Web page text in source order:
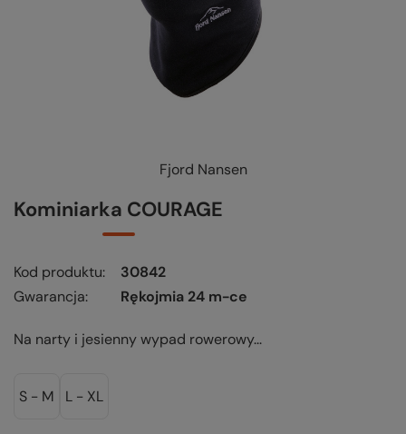
Fjord Nansen
Kominiarka COURAGE
Kod produktu
30842
Gwarancja
Rękojmia 24 m-ce
Na narty i jesienny wypad rowerowy...
S - M L - XL